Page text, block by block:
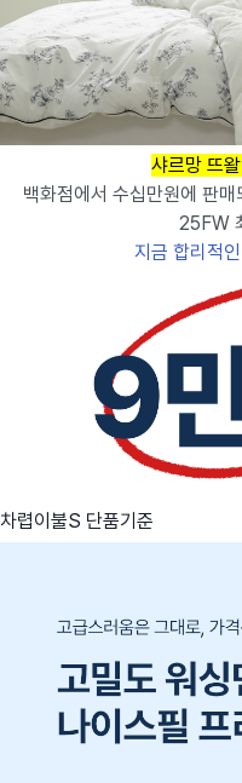
샤르망 뜨
백화점에서 수십만원에 판
25FW
지금 합리적
차렵이불S 단품기준